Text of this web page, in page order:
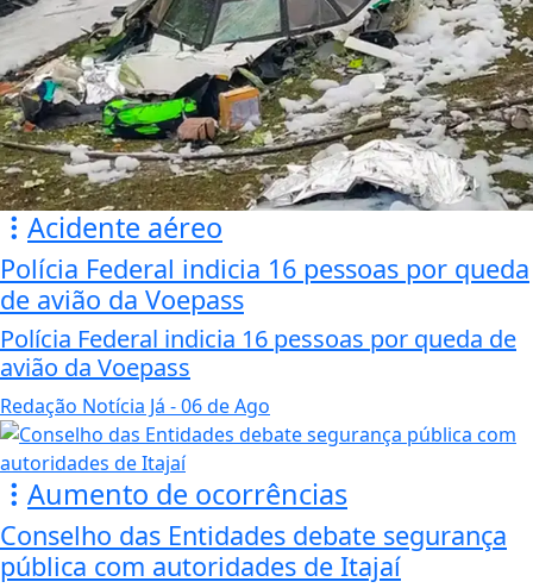
Acidente aéreo
Polícia Federal indicia 16 pessoas por queda
de avião da Voepass
Polícia Federal indicia 16 pessoas por queda de
avião da Voepass
Redação Notícia Já - 06 de Ago
Aumento de ocorrências
Conselho das Entidades debate segurança
pública com autoridades de Itajaí